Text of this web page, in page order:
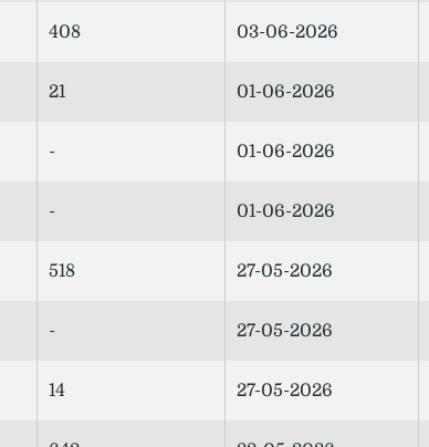
408 03-06-2026
21 01-06-2026
- 01-06-2026
- 01-06-2026
518 27-05-2026
- 27-05-2026
14 27-05-2026